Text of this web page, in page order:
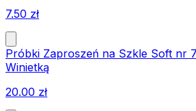
7.50 zł
Próbki Zaproszeń na Szkle Soft nr
Winietką
20.00 zł